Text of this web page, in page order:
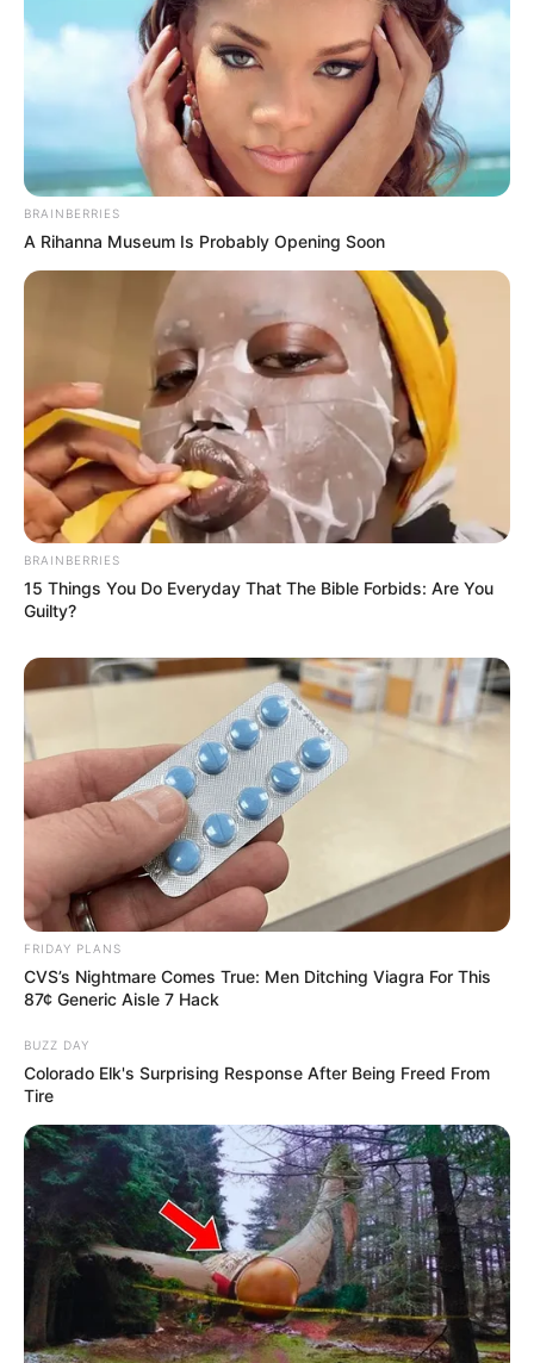
** FIN **
*(Historia basada en eventos reales
reportados, con un enfoque emotivo en el
impacto cultural y las circunstancias trágicas)* .
BRAINBERRIES
A Rihanna Museum Is Probably Opening Soon
BRAINBERRIES
15 Things You Do Everyday That The Bible Forbids: Are You
Guilty?
FRIDAY PLANS
CVS’s Nightmare Comes True: Men Ditching Viagra For This
87¢ Generic Aisle 7 Hack
BUZZ DAY
Colorado Elk's Surprising Response After Being Freed From
Tire